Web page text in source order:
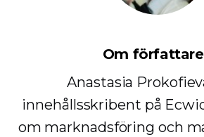
Om
Anastasia
innehållsskribent på
om marknadsföring och